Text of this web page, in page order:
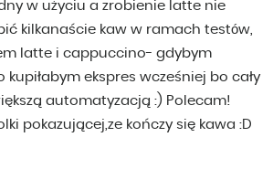
w użyciu a zrobienie latte nie
kilkanaście kaw w ramach testów,
latte i cappuccino- gdybym
ekspres wcześniej bo cały
automatyzacją :) Polecam!
pokazującej,ze kończy się kawa :D